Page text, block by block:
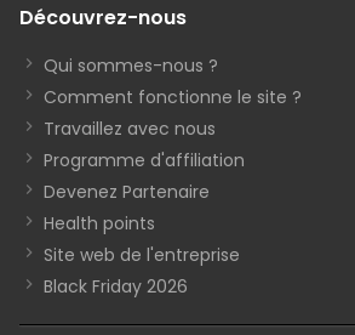
Découvrez-nous
Qui sommes-nous ?
Comment fonctionne le site ?
Travaillez avec nous
Programme d'affiliation
Devenez Partenaire
Health points
Site web de l'entreprise
Black Friday 2026